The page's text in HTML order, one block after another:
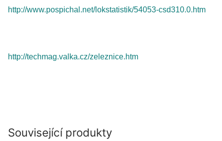
http://www.pospichal.net/lokstatistik/54053-csd310.0.htm
http://techmag.valka.cz/zeleznice.htm
Související produkty